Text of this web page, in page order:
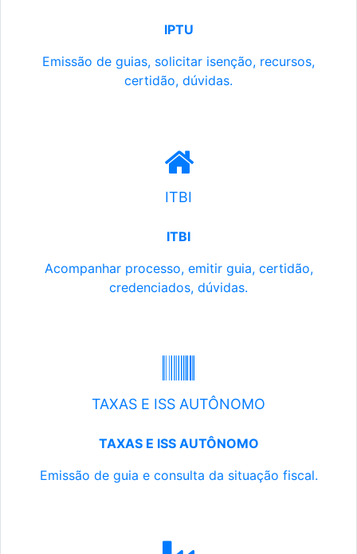
IPTU
Emissão de guias, solicitar isenção, recursos,
certidão, dúvidas.
ITBI
ITBI
Acompanhar processo, emitir guia, certidão,
credenciados, dúvidas.
TAXAS E ISS AUTÔNOMO
TAXAS E ISS AUTÔNOMO
Emissão de guia e consulta da situação fiscal.